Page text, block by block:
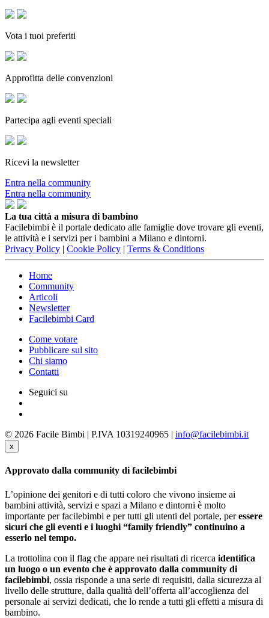
Vota i tuoi preferiti
Approfitta delle convenzioni
Partecipa agli eventi speciali
Ricevi la newsletter
Entra nella community
Entra nella community
La tua città a misura di bambino
Facilebimbi è il portale dedicato alle famiglie dove trovare gli eventi,
le attività e i servizi per i bambini a Milano e dintorni.
Privacy Policy | Cookie Policy | Terms & Conditions
Home
Community
Articoli
Newsletter
Facilebimbi Card
Come votare
Pubblicare sul sito
Chi siamo
Contatti
Seguici su
© 2026 Facile Bimbi | P.IVA 10319240965 | info@facilebimbi.it
x
Approvato dalla community di facilebimbi
L’opinione dei genitori e di tutti coloro che vivono insieme ai
bambini attività, servizi e spazi a Milano e dintorni è molto
importante per facilebimbi e per tutti gli utenti del portale, peressere
sicuri che gli eventi e i luoghi “family friendly” continuino a
esserlo nel tempo.
La trottolina con il flag che appare nei risultati di ricerca identifica
un luogo o un evento che è approvato dalla community di
facilebimbi, ossia risponde a una serie di requisiti, dalla sicurezza al
livello delle strutture, dalla qualità dell’offerta all’accoglienza del
personale ai servizi dedicati, che lo rende a tutti gli effetti a misura di
bambino.